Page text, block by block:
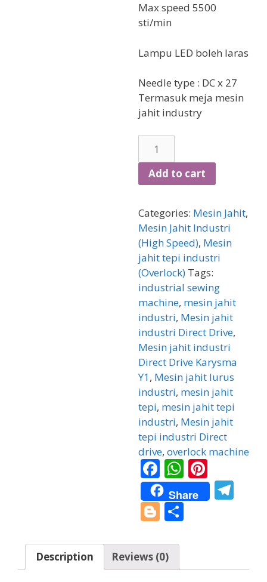
Max speed 5500
sti/min
Lampu LED boleh laras
Needle type : DC x 27
Termasuk meja mesin
jahit industry
Mesin
tepi
industri
drive
Karysma
700
quantity
Add to cart
Categories: Mesin Jahit,
Mesin Jahit Industri
(High Speed), Mesin
jahit tepi industri
(Overlock) Tags:
industrial sewing
machine, mesin jahit
industri, Mesin jahit
industri Direct Drive,
Mesin jahit industri
Direct Drive Karysma
Y1, Mesin jahit lurus
industri, mesin jahit
tepi, mesin jahit tepi
industri, Mesin jahit
tepi industri Direct
drive, overlock machine
F
ac
e
b
o
o
W
h
at
s
p
Pi
nt
er
Share T
a
Bl
g
g
S
e
Description Reviews (0)